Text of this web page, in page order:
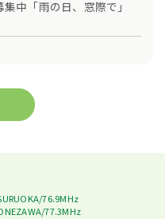
中「雨の日、窓際で」
76.9MHz
77.3MHz